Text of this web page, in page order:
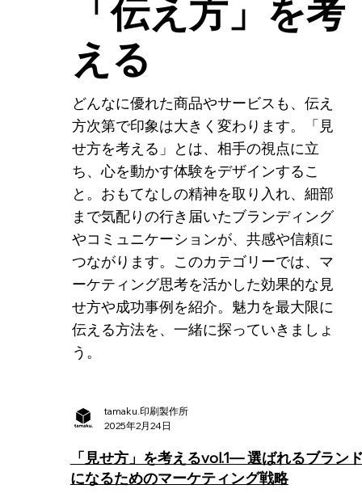
「伝え方」を考
える
どんなに優れた商品やサービスも、伝え
方次第で印象は大きく変わります。「見
せ方を考える」とは、相手の視点に立
ち、心を動かす体験をデザインするこ
と。おもてなしの精神を取り入れ、細部
まで気配りの行き届いたブランディング
やコミュニケーションが、共感や信頼に
つながります。このカテゴリーでは、マ
ーケティング思考を活かした効果的な見
せ方や成功事例を紹介。魅力を最大限に
伝える方法を、一緒に探っていきましょ
う。
tamaku.印刷製作所
2025年2月24日
「見せ方」を考えるvol.1— 選ばれるブラン
になるためのマーケティング戦略